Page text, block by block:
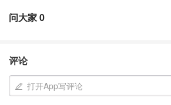
问大家0
评论
打开App写评论